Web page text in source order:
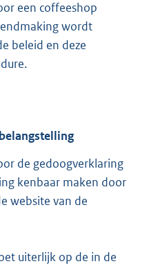
een coffeeshop
wordt
beleid en deze
de gedoogverklaring
kenbaar maken door
website van de
uiterlijk op de in de